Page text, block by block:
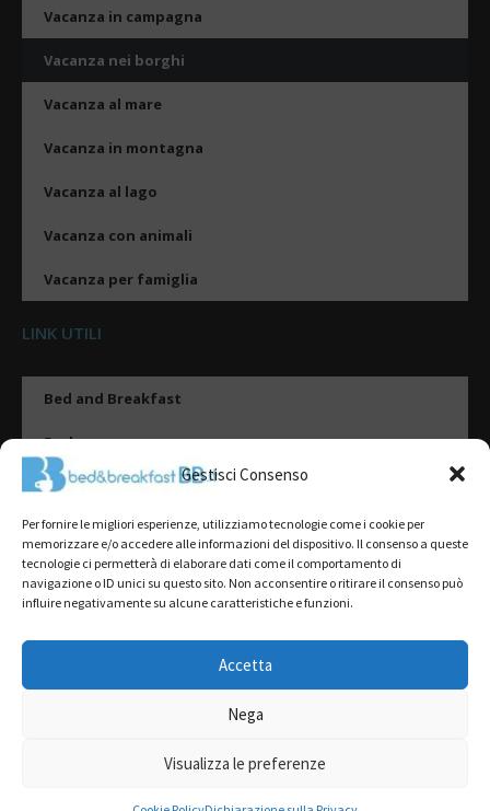
Gestisci Consenso
Per fornire le migliori esperienze, utilizziamo tecnologie come i cookie per
memorizzare e/o accedere alle informazioni del dispositivo. Il consenso a queste
tecnologie ci permetterà di elaborare dati come il comportamento di
navigazione o ID unici su questo sito. Non acconsentire o ritirare il consenso può
influire negativamente su alcune caratteristiche e funzioni.
Accetta
Nega
Visualizza le preferenze
Vacanza in campagna
Vacanza nei borghi
Vacanza al mare
Vacanza in montagna
Vacanza al lago
Vacanza con animali
Vacanza per famiglia
LINK UTILI
Bed and Breakfast
Esplora
Tipologie di alloggio
Destinazioni
Il mio account
2022@ All Rights Reserved | Tutti i contenuti ed i diritti sono riservati, è
L’accesso o l’utilizzo di questo sito è subordinato all’accettazione dei